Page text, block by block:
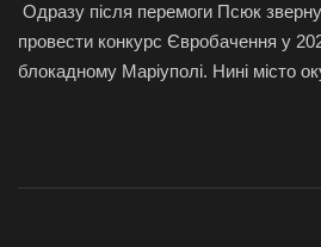
Одразу після перемоги Псюк
провести конкурс Євробачення у
блокадному Маріуполі. Нині місто